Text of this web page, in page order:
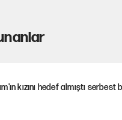
kızını hedef almıştı serbest